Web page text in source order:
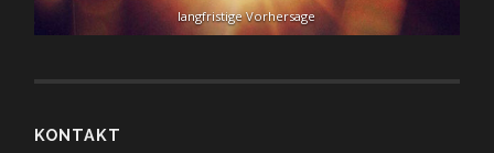
langfristige Vorhersage
KONTAKT